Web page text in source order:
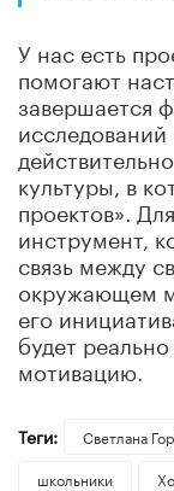
У нас есть
помогают
завершается
культуры, в
проектов».
инструмент,
связь между
окружающем
его
будет
мотивацию.
Теги: Светлана
школьники